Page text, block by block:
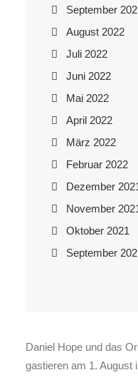
September
August 2022
Juli 2022
Juni 2022
Mai 2022
April 2022
März 2022
Februar 2022
Dezember
November
Oktober 2021
September
Daniel Hope und das
gastieren am 1. August